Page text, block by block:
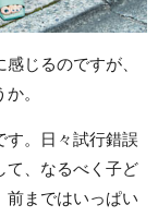
じるのですが、
。
す。日々試行錯誤
て、なるべく子ど
前まではいっぱい